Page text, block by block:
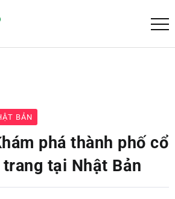
BẢN
phá thành phố cổ
tại Nhật Bản